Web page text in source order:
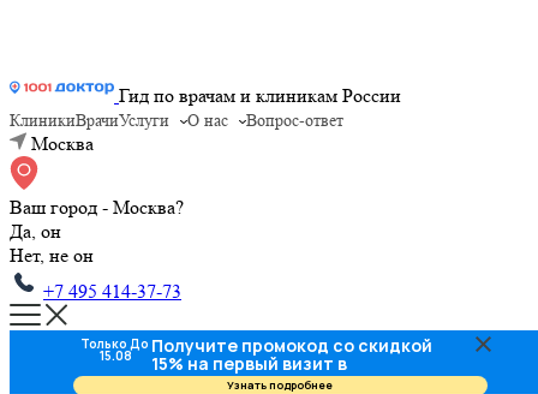
Гид по врачам и клиникам России
КлиникиВрачиУслуги О нас Вопрос-ответ
Москва
Ваш город - Москва?
Да, он
Нет, не он
+7 495 414-37-73
Только До
15.08 Получите промокод со скидкой
15% на первый визит в
стоматологию
Узнать подробнее